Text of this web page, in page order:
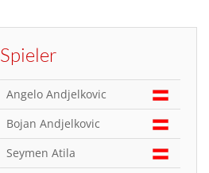
Spieler
Angelo Andjelkovic
Bojan Andjelkovic
Seymen Atila